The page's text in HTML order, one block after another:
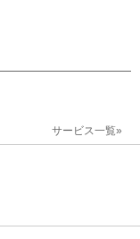
サービス一覧»